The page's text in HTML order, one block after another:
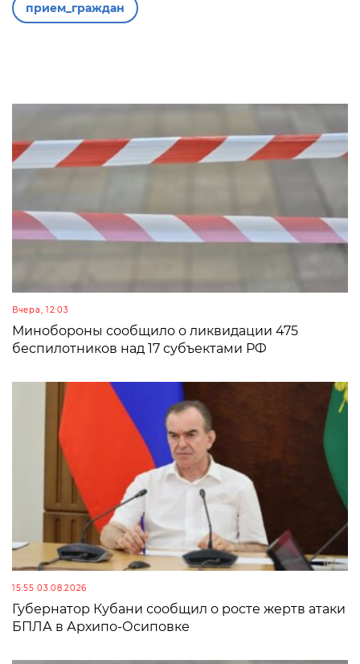
прием_граждан
Вчера, 12:03
Минобороны сообщило о ликвидации 475
беспилотников над 17 субъектами РФ
15:55 03.08.2026
Губернатор Кубани сообщил о росте жертв атаки
БПЛА в Архипо-Осиповке